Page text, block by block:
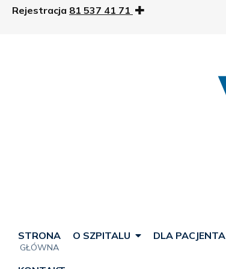
Rejestracja 81 537 41 71
STRONA
GŁÓWNA
O SZPITALU DLA PACJENTA